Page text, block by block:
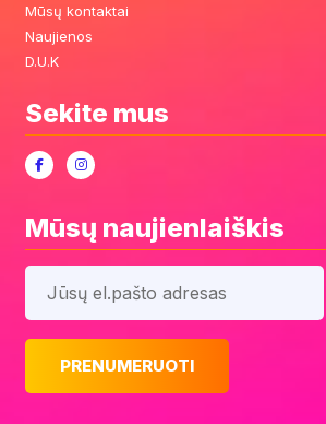
Mūsų kontaktai
Naujienos
D.U.K
Sekite mus
Mūsų naujienlaiškis